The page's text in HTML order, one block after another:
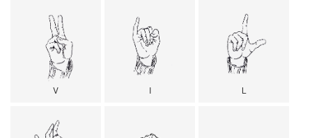
V I L